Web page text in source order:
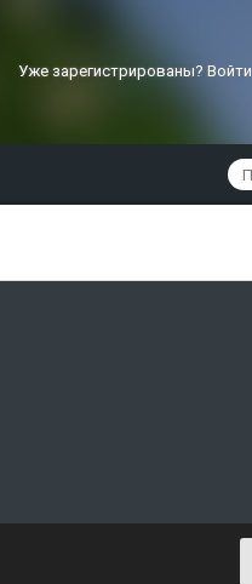
Уже зарегистрированы? Войти